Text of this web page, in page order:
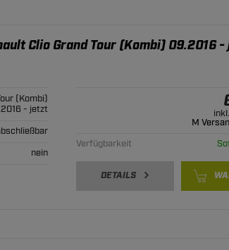
Clio Grand Tour (Kombi) 09.2016
(Kombi)
- jetzt
nein
M
Verfügbarkeit
DETAILS